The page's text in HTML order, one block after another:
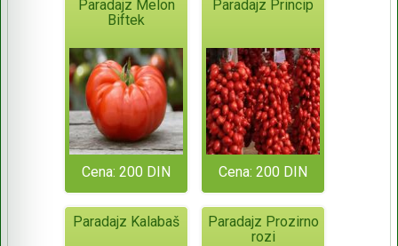
Paradajz Melon
Biftek
Cena: 200 DIN
Paradajz Princip
Cena: 200 DIN
Paradajz Kalabaš
Paradajz Prozirno
rozi